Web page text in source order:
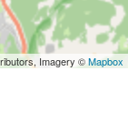
Imagery ©Mapbox